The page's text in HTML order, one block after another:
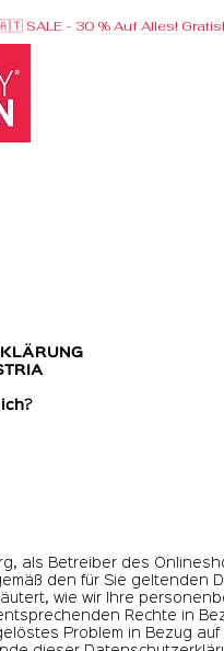
?
als Betreiber des
den für Sie geltenden
wie wir Ihre
Rechte in
Problem in Bezug